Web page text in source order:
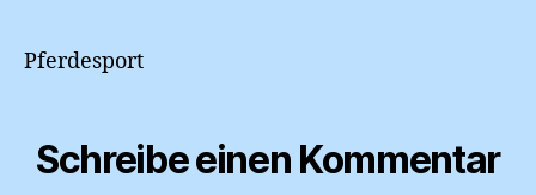
Pferdesport
Schreibe einen Kommentar